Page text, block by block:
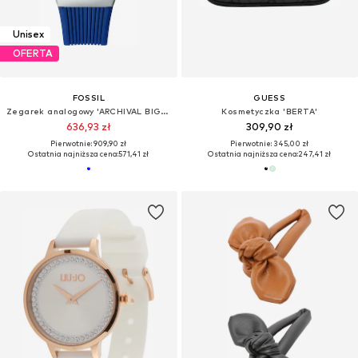
Unisex
OFERTA
FOSSIL
Zegarek analogowy 'ARCHIVAL BIG TIC - France'
636,93 zł
Pierwotnie: 909,90 zł
Ostatnia najniższa cena:571,41 zł
GUESS
Kosmetyczka 'BERTA'
309,90 zł
Pierwotnie: 345,00 zł
Ostatnia najniższa cena:247,41 zł